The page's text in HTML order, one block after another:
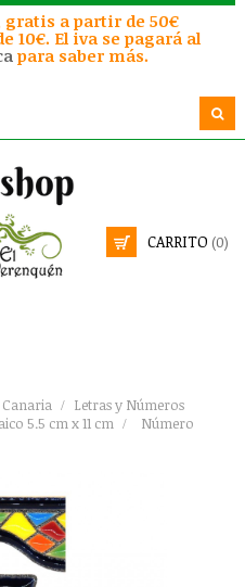
gratis a partir de 50€
10€. El iva se pagará al
para saber más.
CARRITO (0)
Letras y Números
5.5 cm x 11 cm
Número